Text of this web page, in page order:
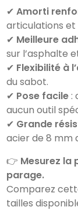
✔Amorti
articulations et
✔ Meilleure
sur l’asphalte
✔ Flexibilité à
du sabot.
✔ Pose facile :
aucun outil
✔ Grande
acier de 8 mm
👉 Mesurez la
parage.
Comparez
tailles